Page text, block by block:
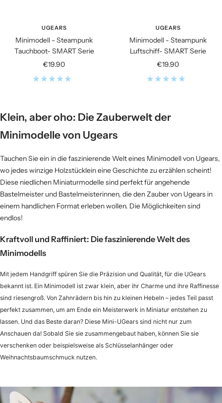
UGEARS
Minimodell - Steampunk
Tauchboot- SMART Serie
Angebotspreis
€19.90
UGEARS
Minimodell - Steampunk
Luftschiff- SMART Serie
Angebotspreis
€19.90
Klein, aber oho: Die Zauberwelt der
Minimodelle von Ugears
Tauchen Sie ein in die faszinierende Welt eines Minimodell von Ugears,
wo jedes winzige Holzstücklein eine Geschichte zu erzählen scheint!
Diese niedlichen Miniaturmodelle sind perfekt für angehende
Bastelmeister und Bastelmeisterinnen, die den Zauber von Ugears in
einem handlichen Format erleben wollen. Die Möglichkeiten sind
endlos!
Kraftvoll und Raffiniert: Die faszinierende Welt des
Minimodells
Mit jedem Handgriff spüren Sie die Präzision und Qualität, für die UGears
bekannt ist. Ein Minimodell ist zwar klein, aber ihr Charme und ihre Raffinesse
sind riesengroß. Von Zahnrädern bis hin zu kleinen Hebeln – jedes Teil passt
perfekt zusammen, um am Ende ein Meisterwerk in Miniatur entstehen zu
lassen. Und das Beste daran? Diese Mini-UGears sind nicht nur zum
Anschauen da! Sobald Sie sie zusammengebaut haben, können Sie sie
verschenken oder beispielsweise als Schlüsselanhänger oder
Weihnachtsbaumschmuck nutzen.